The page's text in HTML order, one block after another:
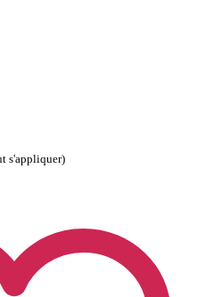
s'appliquer)